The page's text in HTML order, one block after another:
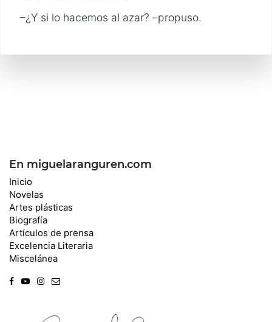
–¿Y si lo hacemos al azar? –propuso.
En miguelaranguren.com
Inicio
Novelas
Artes plásticas
Biografía
Artículos de prensa
Excelencia Literaria
Miscelánea